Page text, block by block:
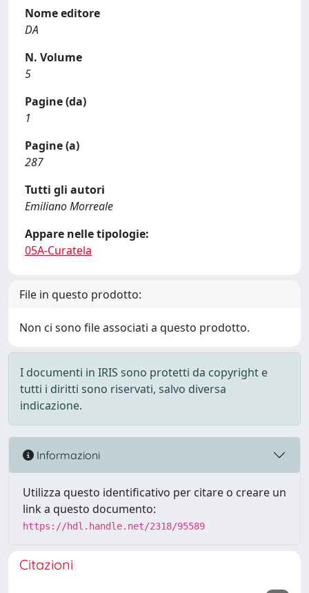
Nome editore
DA
N. Volume
5
Pagine (da)
1
Pagine (a)
287
Tutti gli autori
Emiliano Morreale
Appare nelle tipologie:
05A-Curatela
File in questo prodotto:
Non ci sono file associati a questo prodotto.
I documenti in IRIS sono protetti da copyright e
tutti i diritti sono riservati, salvo diversa
indicazione.
Informazioni
Utilizza questo identificativo per citare o creare un
link a questo documento:
https://hdl.handle.net/2318/95589
Citazioni